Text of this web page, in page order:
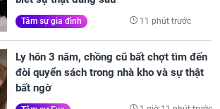
Tâm sự gia đình 11 phút trước
Ly hôn 3 năm, chồng cũ bất chợt tìm đến
đòi quyển sách trong nhà kho và sự thật
bất ngờ